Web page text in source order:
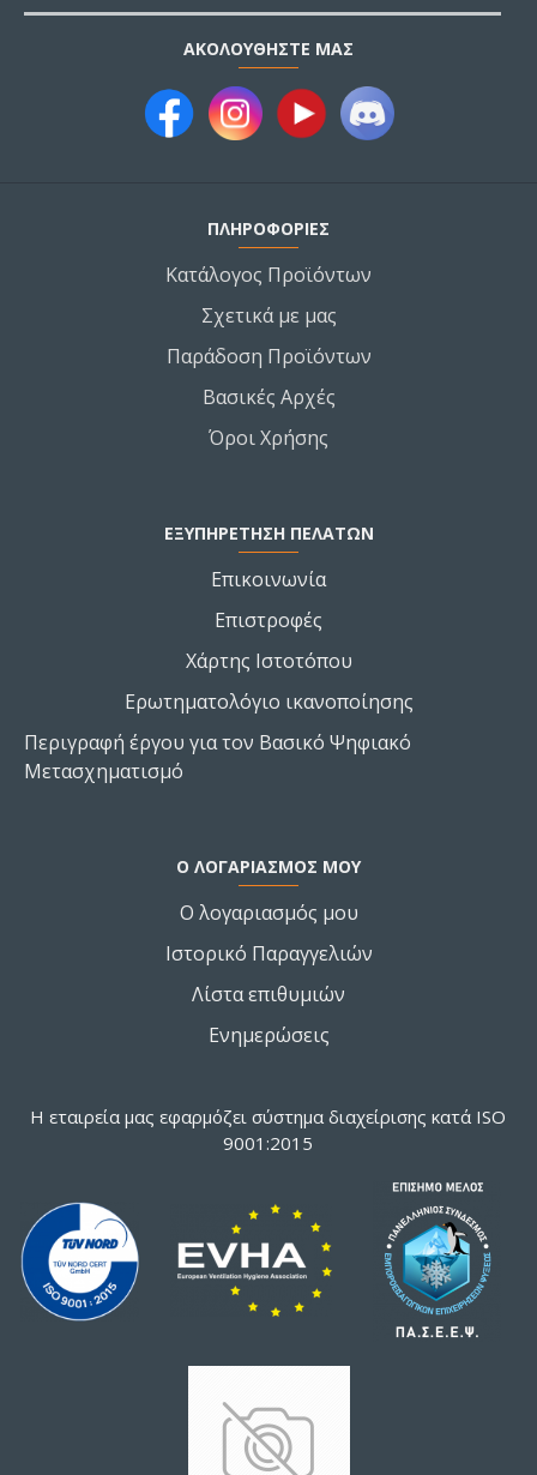
ΑΚΟΛΟΥΘΉΣΤΕ ΜΑΣ
ΠΛΗΡΟΦΟΡΙΕΣ
Κατάλογος Προϊόντων
Σχετικά με μας
Παράδοση Προϊόντων
Βασικές Αρχές
Όροι Χρήσης
ΕΞΥΠΗΡΕΤΗΣΗ ΠΕΛΑΤΩΝ
Επικοινωνία
Επιστροφές
Χάρτης Ιστοτόπου
Ερωτηματολόγιο ικανοποίησης
Περιγραφή έργου για τον Βασικό Ψηφιακό
Μετασχηματισμό
Ο ΛΟΓΑΡΙΑΣΜΌΣ ΜΟΥ
Ο λογαριασμός μου
Ιστορικό Παραγγελιών
Λίστα επιθυμιών
Ενημερώσεις
Η εταιρεία μας εφαρμόζει σύστημα διαχείρισης κατά ISO
9001:2015